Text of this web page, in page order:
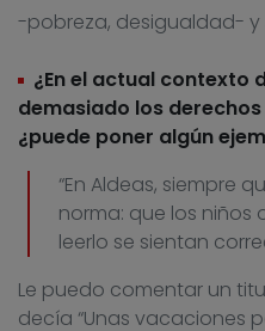
-pobreza, desigualdad- y
¿En el actual contexto
demasiado los
¿puede poner algún
“En Aldeas, siempre
norma: que los niños
leerlo se sientan
Le puedo comentar un
decía “Unas vacaciones